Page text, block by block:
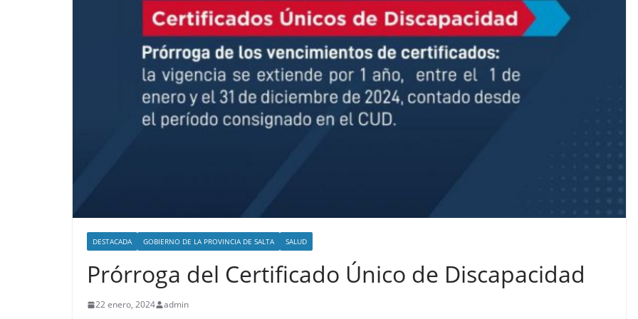
DESTACADA GOBIERNO DE LA PROVINCIA DE SALTA SALUD
Prórroga del Certificado Único de Discapacidad
22 enero, 2024 admin